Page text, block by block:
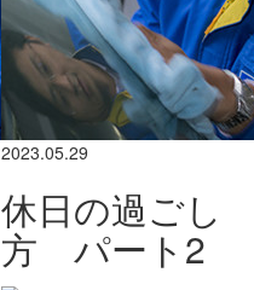
2023.05.29
休日の過ごし
方 パート2